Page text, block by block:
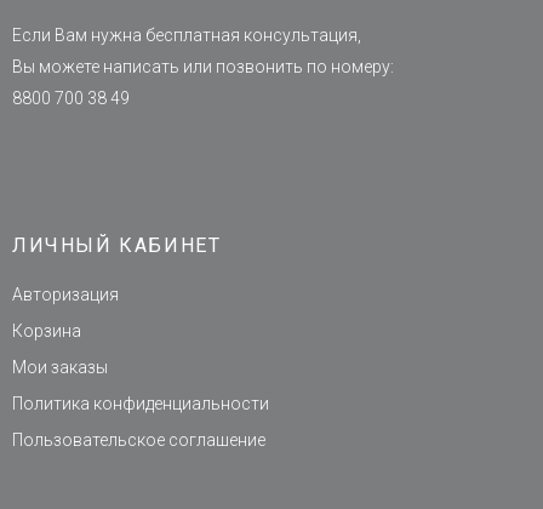
Если Вам нужна бесплатная консультация,
Вы можете написать или позвонить по номеру:
8800 700 38 49
ЛИЧНЫЙ КАБИНЕТ
Авторизация
Корзина
Мои заказы
Политика конфиденциальности
Пользовательское соглашение